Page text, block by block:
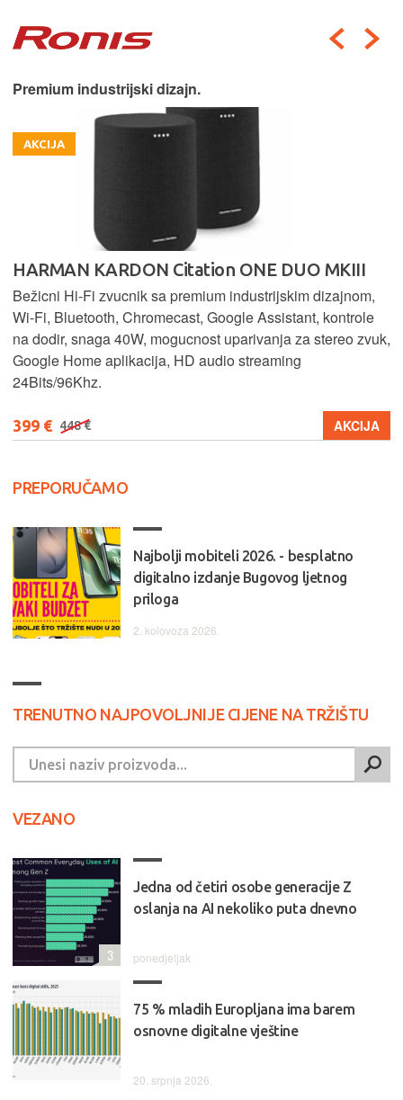
Premium industrijski dizajn.
AKCIJA
HARMAN KARDON Citation ONE DUO MKIII
Bežicni Hi-Fi zvucnik sa premium industrijskim dizajnom,
Wi-Fi, Bluetooth, Chromecast, Google Assistant, kontrole
na dodir, snaga 40W, mogucnost uparivanja za stereo zvuk,
Google Home aplikacija, HD audio streaming
24Bits/96Khz.
399 € 448 € AKCIJA
PREPORUČAMO
Najbolji mobiteli 2026. - besplatno
digitalno izdanje Bugovog ljetnog
priloga
2. kolovoza 2026.
TRENUTNO NAJPOVOLJNIJE CIJENE NA TRŽIŠTU
VEZANO
Jedna od četiri osobe generacije Z
oslanja na AI nekoliko puta dnevno
ponedjeljak
3
75 % mladih Europljana ima barem
osnovne digitalne vještine
20. srpnja 2026.